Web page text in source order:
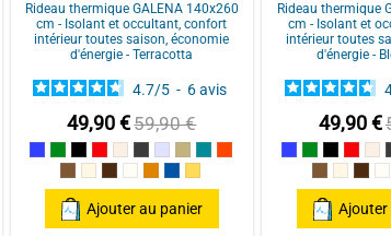
Rideau thermique GALENA 140x260
cm - Isolant et occultant, confort
intérieur toutes saison, économie
d'énergie - Terracotta
4.7/5 - 6avis
49,90 €59,90 €
BleuVertNoirRouge / Red
LinAnthracite/Dark Grey
PerleEcruBleu Canard
Terracotta
TaupeMasticChocolat
Naturel
Poterie
Pétrole
ocre
Ajouter au panier
Rideau thermique
cm - Isolant et
intérieur toutes
d'énergie -
49,90 €
BleuVertNoir Lin
TaupeMastic
Ajouter